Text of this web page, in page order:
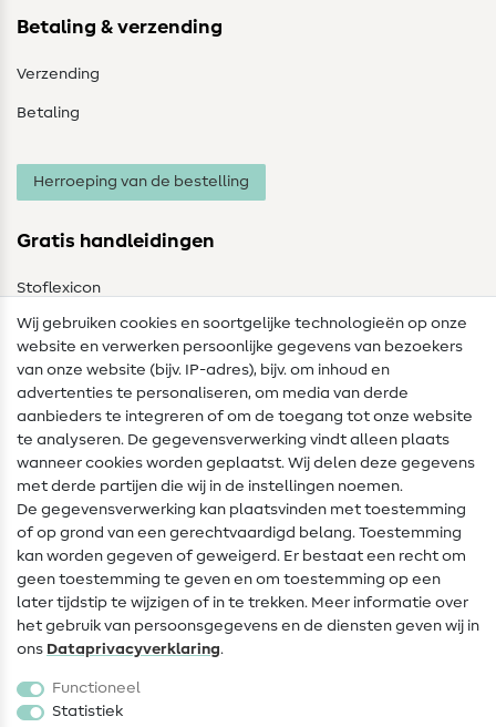
Betaling & verzending
Verzending
Betaling
Herroeping van de bestelling
Gratis handleidingen
Stoflexicon
Naailexicon
Gratis Naaipatronen
Hulp & contact
Contact
Wijziging van eigenaar
FAQ
Herroepingsrecht
Populair
Fournituren
Wij gebruiken cookies en soortgelijke technologieën op onze
website en verwerken persoonlijke gegevens van bezoekers
van onze website (bijv. IP-adres), bijv. om inhoud en
advertenties te personaliseren, om media van derde
aanbieders te integreren of om de toegang tot onze website
te analyseren. De gegevensverwerking vindt alleen plaats
wanneer cookies worden geplaatst. Wij delen deze gegevens
met derde partijen die wij in de instellingen noemen.
De gegevensverwerking kan plaatsvinden met toestemming
of op grond van een gerechtvaardigd belang. Toestemming
kan worden gegeven of geweigerd. Er bestaat een recht om
geen toestemming te geven en om toestemming op een
later tijdstip te wijzigen of in te trekken. Meer informatie over
het gebruik van persoonsgegevens en de diensten geven wij in
ons Data­privacy­verklaring.
Functioneel
Statistiek